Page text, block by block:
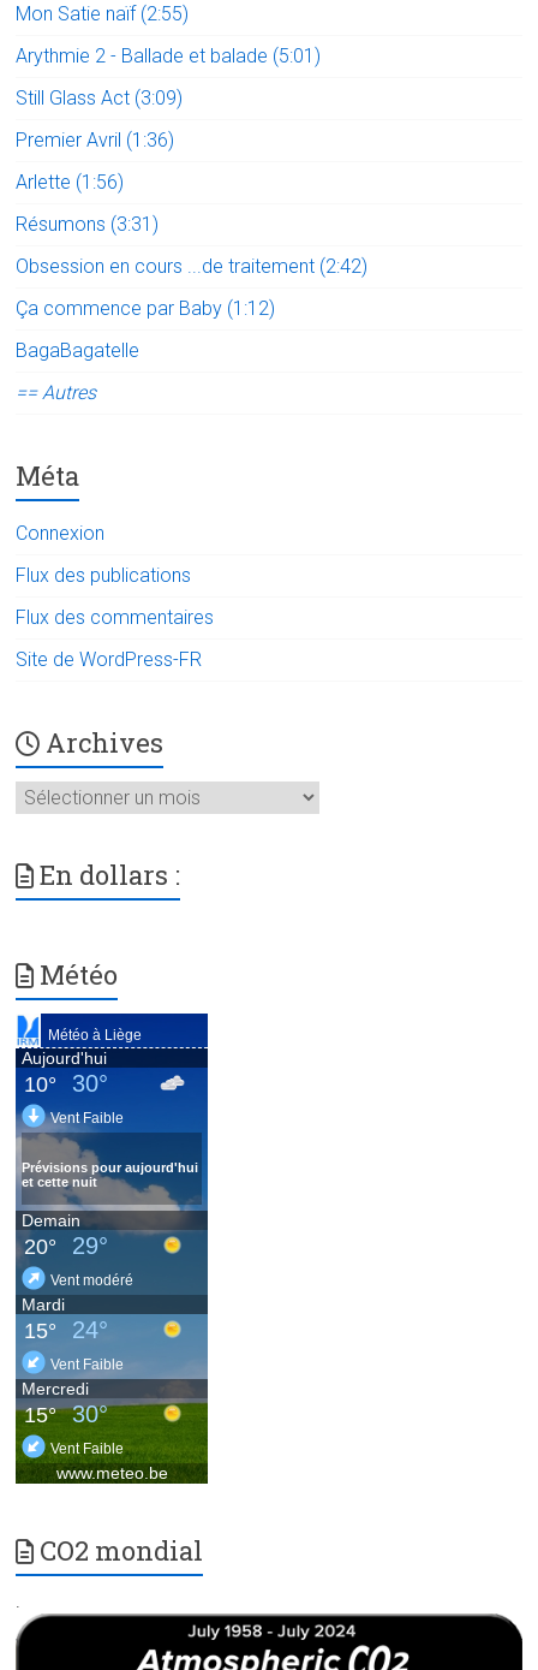
Mon Satie naïf (2:55)
Arythmie 2 - Ballade et balade (5:01)
Still Glass Act (3:09)
Premier Avril (1:36)
Arlette (1:56)
Résumons (3:31)
Obsession en cours ...de traitement (2:42)
Ça commence par Baby (1:12)
BagaBagatelle
== Autres
Méta
Connexion
Flux des publications
Flux des commentaires
Site de WordPress-FR
Archives
Archives
En dollars :
Météo
CO2 mondial
.